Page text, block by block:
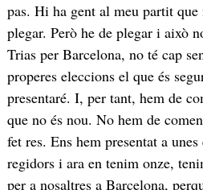
pas. Hi ha gent al meu partit
plegar. Però he de plegar i això
Trias per Barcelona, no té cap
properes eleccions el que és
presentaré. I, per tant, hem de
que no és nou. No hem de
fet res. Ens hem presentat a
regidors i ara en tenim onze,
per a nosaltres a Barcelona,